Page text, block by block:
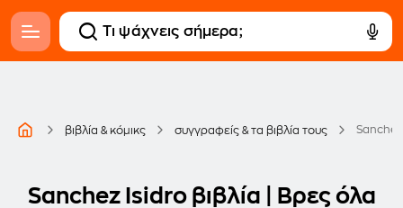
βιβλία & κόμικς συγγραφείς & τα βιβλία τους
Sanchez Isidro βιβλία | Βρες όλα